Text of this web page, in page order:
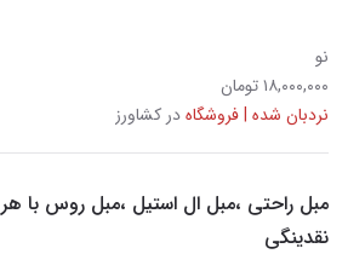
نو
۱۸,۰۰۰,۰۰۰ تومان
نردبان شده | فروشگاهدر کشاورز
مبل راحتی ،مبل ال استیل ،مبل روس با هر
نقدینگی